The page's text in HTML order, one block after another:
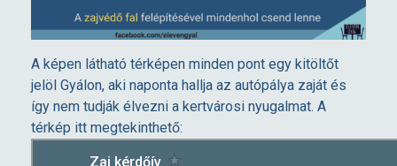
A képen látható térképen minden pont egy kitöltőt
jelöl Gyálon, aki naponta hallja az autópálya zaját és
így nem tudják élvezni a kertvárosi nyugalmat. A
térkép itt megtekinthető: